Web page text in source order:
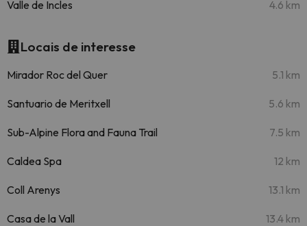
Valle de Incles 4.6 km
Locais de interesse
Mirador Roc del Quer 5.1 km
Santuario de Meritxell 5.6 km
Sub-Alpine Flora and Fauna Trail 7.5 km
Caldea Spa 12 km
Coll Arenys 13.1 km
Casa de la Vall 13.4 km